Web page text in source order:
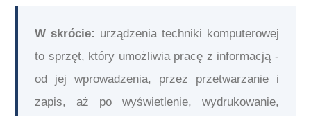
W skrócie: urządzenia techniki komputerowej
to sprzęt, który umożliwia pracę z informacją -
od jej wprowadzenia, przez przetwarzanie i
zapis, aż po wyświetlenie, wydrukowanie,